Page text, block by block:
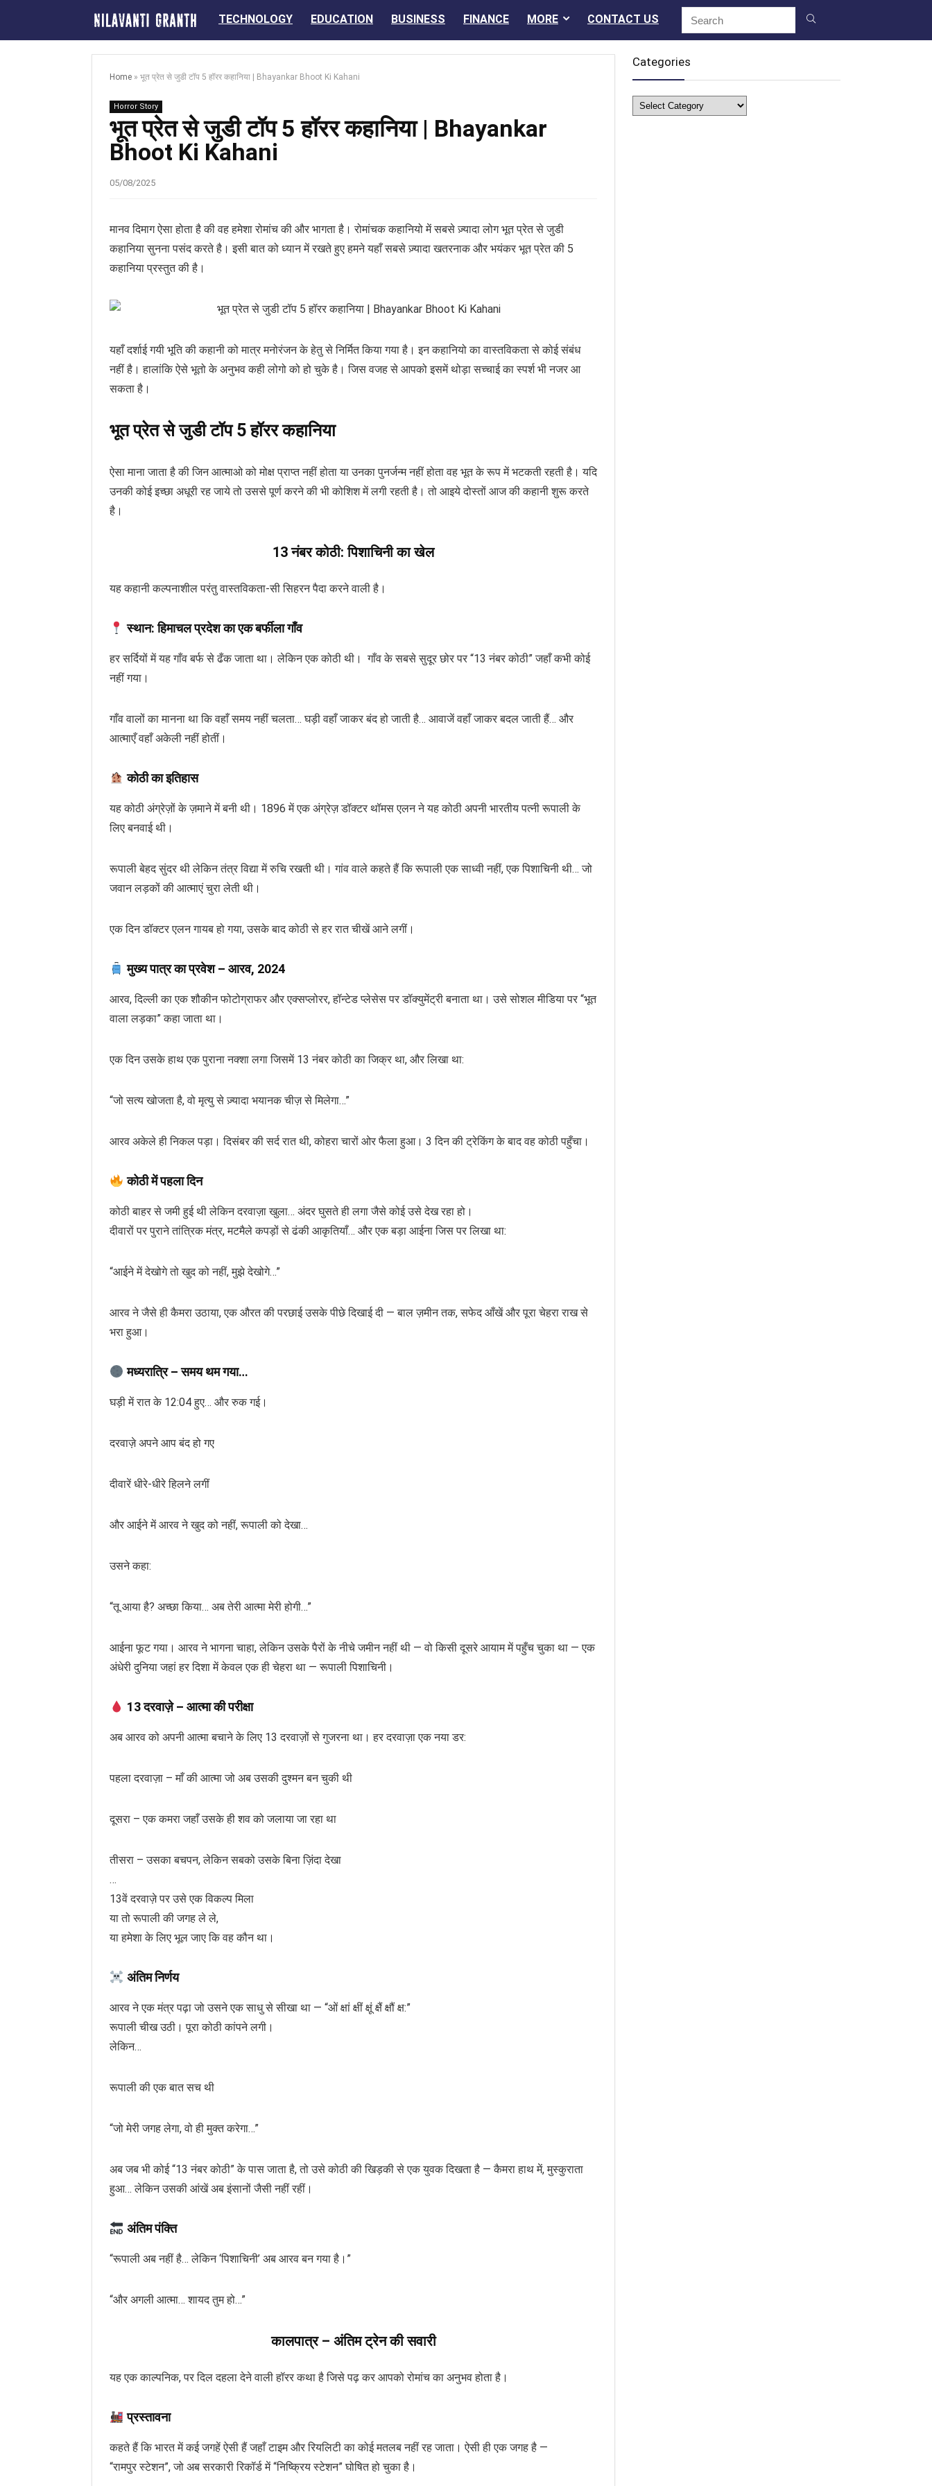
TECHNOLOGY EDUCATION BUSINESS FINANCE MORE CONTACT US
Home » भूत प्रेत से जुडी टॉप 5 हॉरर कहानिया | Bhayankar Bhoot Ki Kahani
Horror Story
भूत प्रेत से जुडी टॉप 5 हॉरर कहानिया | Bhayankar
Bhoot Ki Kahani
05/08/2025
मानव दिमाग ऐसा होता है की वह हमेशा रोमांच की और भागता है। रोमांचक कहानियो में सबसे ज़्यादा लोग भूत प्रेत से जुडी
कहानिया सुनना पसंद करते है। इसी बात को ध्यान में रखते हुए हमने यहाँ सबसे ज़्यादा खतरनाक और भयंकर भूत प्रेत की 5
कहानिया प्रस्तुत की है।
यहाँ दर्शाई गयी भूति की कहानी को मात्र मनोरंजन के हेतु से निर्मित किया गया है। इन कहानियो का वास्तविकता से कोई संबंध
नहीं है। हालांकि ऐसे भूतो के अनुभव कही लोगो को हो चुके है। जिस वजह से आपको इसमें थोड़ा सच्चाई का स्पर्श भी नजर आ
सकता है।
भूत प्रेत से जुडी टॉप 5 हॉरर कहानिया
ऐसा माना जाता है की जिन आत्माओ को मोक्ष प्राप्त नहीं होता या उनका पुनर्जन्म नहीं होता वह भूत के रूप में भटकती रहती है। यदि
उनकी कोई इच्छा अधूरी रह जाये तो उससे पूर्ण करने की भी कोशिश में लगी रहती है। तो आइये दोस्तों आज की कहानी शुरू करते
है।
13 नंबर कोठी: पिशाचिनी का खेल
यह कहानी कल्पनाशील परंतु वास्तविकता-सी सिहरन पैदा करने वाली है।
स्थान: हिमाचल प्रदेश का एक बर्फीला गाँव
हर सर्दियों में यह गाँव बर्फ से ढँक जाता था। लेकिन एक कोठी थी। गाँव के सबसे सुदूर छोर पर “13 नंबर कोठी” जहाँ कभी कोई
नहीं गया।
गाँव वालों का मानना था कि वहाँ समय नहीं चलता… घड़ी वहाँ जाकर बंद हो जाती है… आवाजें वहाँ जाकर बदल जाती हैं… और
आत्माएँ वहाँ अकेली नहीं होतीं।
कोठी का इतिहास
यह कोठी अंग्रेज़ों के ज़माने में बनी थी। 1896 में एक अंग्रेज़ डॉक्टर थॉमस एलन ने यह कोठी अपनी भारतीय पत्नी रूपाली के
लिए बनवाई थी।
रूपाली बेहद सुंदर थी लेकिन तंत्र विद्या में रुचि रखती थी। गांव वाले कहते हैं कि रूपाली एक साध्वी नहीं, एक पिशाचिनी थी… जो
जवान लड़कों की आत्माएं चुरा लेती थी।
एक दिन डॉक्टर एलन गायब हो गया, उसके बाद कोठी से हर रात चीखें आने लगीं।
मुख्य पात्र का प्रवेश – आरव, 2024
आरव, दिल्ली का एक शौकीन फोटोग्राफर और एक्सप्लोरर, हॉन्टेड प्लेसेस पर डॉक्युमेंट्री बनाता था। उसे सोशल मीडिया पर “भूत
वाला लड़का” कहा जाता था।
एक दिन उसके हाथ एक पुराना नक्शा लगा जिसमें 13 नंबर कोठी का जिक्र था, और लिखा था:
“जो सत्य खोजता है, वो मृत्यु से ज़्यादा भयानक चीज़ से मिलेगा…”
आरव अकेले ही निकल पड़ा। दिसंबर की सर्द रात थी, कोहरा चारों ओर फैला हुआ। 3 दिन की ट्रेकिंग के बाद वह कोठी पहुँचा।
कोठी में पहला दिन
कोठी बाहर से जमी हुई थी लेकिन दरवाज़ा खुला… अंदर घुसते ही लगा जैसे कोई उसे देख रहा हो।
दीवारों पर पुराने तांत्रिक मंत्र, मटमैले कपड़ों से ढंकी आकृतियाँ… और एक बड़ा आईना जिस पर लिखा था:
“आईने में देखोगे तो खुद को नहीं, मुझे देखोगे…”
आरव ने जैसे ही कैमरा उठाया, एक औरत की परछाई उसके पीछे दिखाई दी — बाल ज़मीन तक, सफेद आँखें और पूरा चेहरा राख से
भरा हुआ।
मध्यरात्रि – समय थम गया…
घड़ी में रात के 12:04 हुए… और रुक गई।
दरवाज़े अपने आप बंद हो गए
दीवारें धीरे-धीरे हिलने लगीं
और आईने में आरव ने खुद को नहीं, रूपाली को देखा…
उसने कहा:
“तू आया है? अच्छा किया… अब तेरी आत्मा मेरी होगी…”
आईना फूट गया। आरव ने भागना चाहा, लेकिन उसके पैरों के नीचे जमीन नहीं थी — वो किसी दूसरे आयाम में पहुँच चुका था — एक
अंधेरी दुनिया जहां हर दिशा में केवल एक ही चेहरा था — रूपाली पिशाचिनी।
13 दरवाज़े – आत्मा की परीक्षा
अब आरव को अपनी आत्मा बचाने के लिए 13 दरवाज़ों से गुजरना था। हर दरवाज़ा एक नया डर:
पहला दरवाज़ा – माँ की आत्मा जो अब उसकी दुश्मन बन चुकी थी
दूसरा – एक कमरा जहाँ उसके ही शव को जलाया जा रहा था
तीसरा – उसका बचपन, लेकिन सबको उसके बिना ज़िंदा देखा
…
13वें दरवाज़े पर उसे एक विकल्प मिला
या तो रूपाली की जगह ले ले,
या हमेशा के लिए भूल जाए कि वह कौन था।
अंतिम निर्णय
आरव ने एक मंत्र पढ़ा जो उसने एक साधु से सीखा था — “ओं क्षां क्षीं क्षूं क्षैं क्षौं क्ष:”
रूपाली चीख उठी। पूरा कोठी कांपने लगी।
लेकिन…
रूपाली की एक बात सच थी
“जो मेरी जगह लेगा, वो ही मुक्त करेगा…”
अब जब भी कोई “13 नंबर कोठी” के पास जाता है, तो उसे कोठी की खिड़की से एक युवक दिखता है — कैमरा हाथ में, मुस्कुराता
हुआ… लेकिन उसकी आंखें अब इंसानों जैसी नहीं रहीं।
अंतिम पंक्ति
“रूपाली अब नहीं है… लेकिन ‘पिशाचिनी’ अब आरव बन गया है।”
“और अगली आत्मा… शायद तुम हो…”
कालपात्र – अंतिम ट्रेन की सवारी
यह एक काल्पनिक, पर दिल दहला देने वाली हॉरर कथा है जिसे पढ़ कर आपको रोमांच का अनुभव होता है।
प्रस्तावना
कहते हैं कि भारत में कई जगहें ऐसी हैं जहाँ टाइम और रियलिटी का कोई मतलब नहीं रह जाता। ऐसी ही एक जगह है —
“रामपुर स्टेशन”, जो अब सरकारी रिकॉर्ड में “निष्क्रिय स्टेशन” घोषित हो चुका है।
Categories
Categories